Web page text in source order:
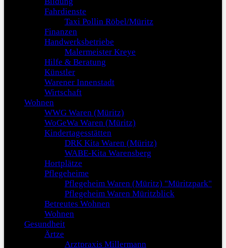
Fahrdienste
Taxi Pollin Röbel/Müritz
Finanzen
Handwerksbetriebe
Malermeister Kreye
Hilfe & Beratung
Künstler
Warener Innenstadt
Wirtschaft
Wohnen
WWG Waren (Müritz)
WoGeWa Waren (Müritz)
Kindertagesstätten
DRK Kita Waren (Müritz)
WABE-Kita Warensberg
Hortplätze
Pflegeheime
Pflegeheim Waren (Müritz) "Müritzpark"
Pflegeheim Waren Müritzblick
Betreutes Wohnen
Wohnen
Gesundheit
Ärtze
Arztpraxis Millermann